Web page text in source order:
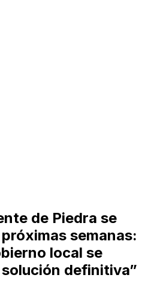
de Piedra se
semanas:
local se
definitiva”